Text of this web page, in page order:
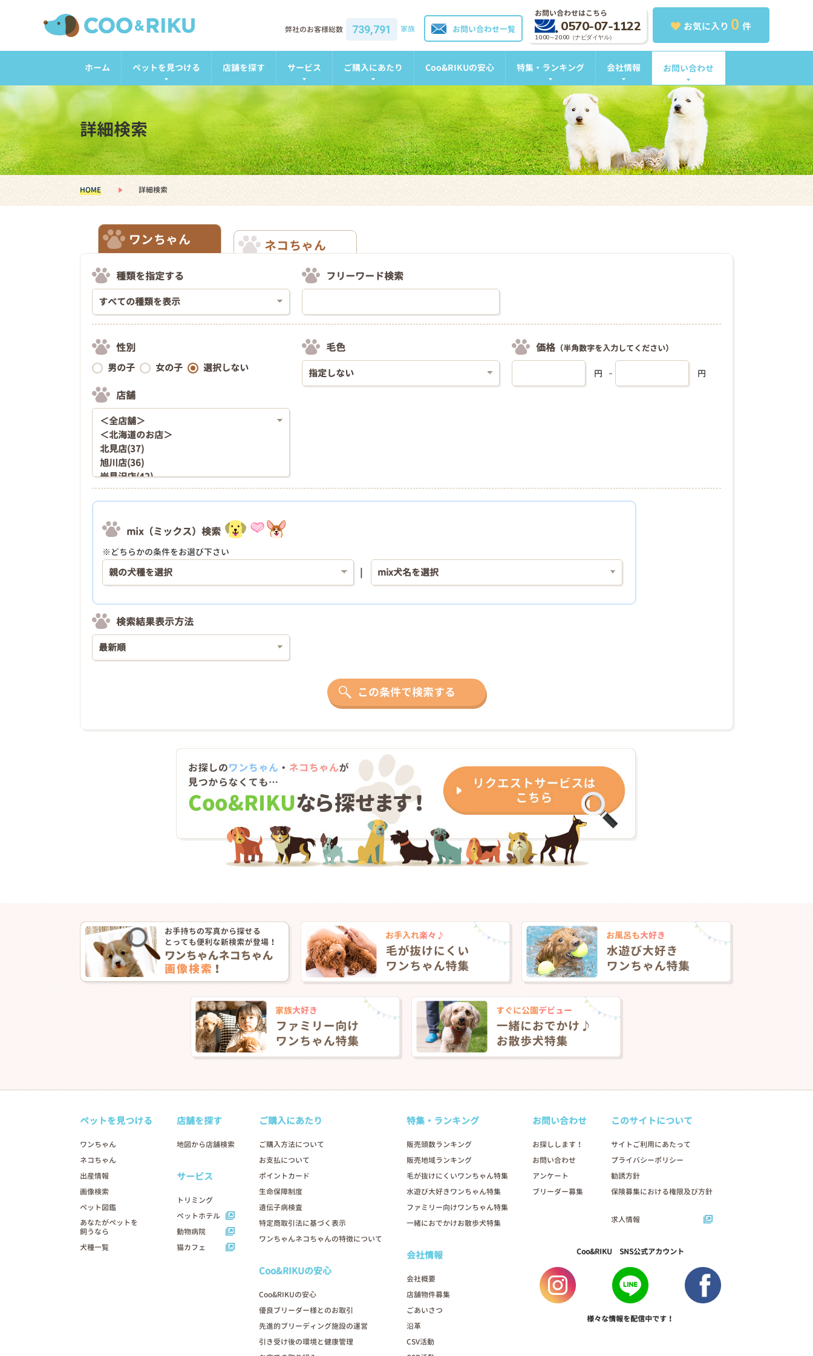
お気に入り 0 件
お問い合わせはこちら
0570-07-1122
10:00～20:00（ナビダイヤル）
お問い合わせ一覧
弊社のお客様総数 739,791 家族
ホーム ペットを見つける 店舗を探す サービス ご購入にあたり Coo&RIKUの安心 特集・ランキング 会社情報 お問い合わせ
詳細検索
HOME 詳細検索
ワンちゃん ネコちゃん
種類を指定する フリーワード検索
性別
男の子 女の子 選択しない
店舗
毛色 価格 （半角数字を入力してください）
円 円
mix（ミックス）検索
※どちらかの条件をお選び下さい
検索結果表示方法
この条件で検索する
ペットを見つける
ワンちゃん
ネコちゃん
出産情報
画像検索
ペット図鑑
あなたがペットを
飼うなら
犬種一覧
店舗を探す
地図から店舗検索
サービス
トリミング
ペットホテル
動物病院
猫カフェ
ご購入にあたり
ご購入方法について
お支払について
ポイントカード
生命保障制度
遺伝子病検査
特定商取引法に基づく表示
ワンちゃんネコちゃんの特徴について
Coo&RIKUの安心
Coo&RIKUの安心
優良ブリーダー様とのお取引
先進的ブリーディング施設の運営
引き受け後の環境と健康管理
特集・ランキング
販売頭数ランキング
販売地域ランキング
毛が抜けにくいワンちゃん特集
水遊び大好きワンちゃん特集
ファミリー向けワンちゃん特集
一緒におでかけお散歩犬特集
会社情報
会社概要
店舗物件募集
ごあいさつ
沿革
CSV活動
お問い合わせ
お探しします！
お問い合わせ
アンケート
ブリーダー募集
このサイトについて
サイトご利用にあたって
プライバシーポリシー
勧誘方針
保険募集における権限及び方針
求人情報
Coo&RIKU SNS公式アカウント
様々な情報を配信中です！